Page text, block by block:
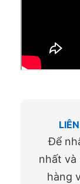
Để
nhất và
hàng